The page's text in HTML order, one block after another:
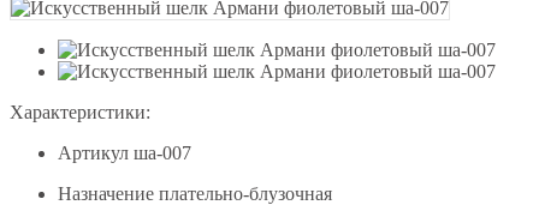
Характеристики:
Артикул ша-007
Назначение плательно-блузочная